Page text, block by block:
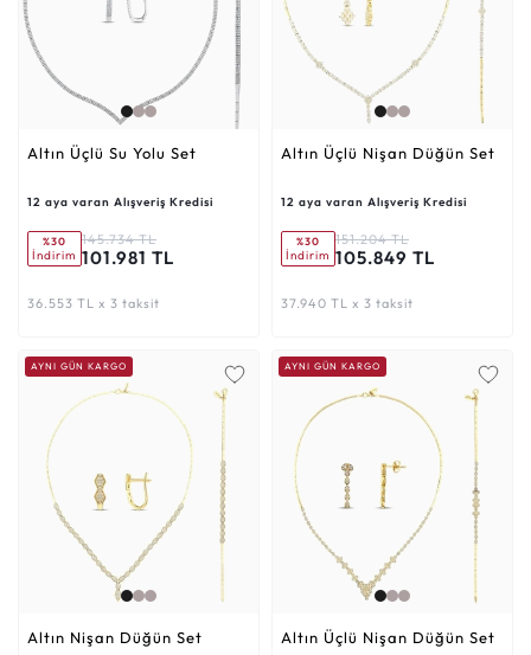
Altın Üçlü Su Yolu Set
12 aya varan Alışveriş Kredisi
%30
İndirim
145.734 TL
101.981 TL
36.553 TL x 3 taksit
Altın Üçlü Nişan Düğün Set
12 aya varan Alışveriş Kredisi
%30
İndirim
151.204 TL
105.849 TL
37.940 TL x 3 taksit
AYNI GÜN KARGO
Altın Nişan Düğün Set
AYNI GÜN KARGO
Altın Üçlü Nişan Düğün Set